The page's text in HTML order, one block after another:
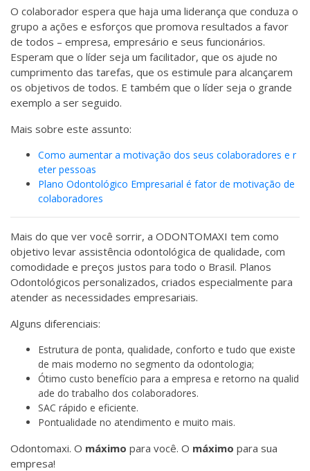
O colaborador espera que haja uma liderança que conduza o
grupo a ações e esforços que promova resultados a favor
de todos – empresa, empresário e seus funcionários.
Esperam que o líder seja um facilitador, que os ajude no
cumprimento das tarefas, que os estimule para alcançarem
os objetivos de todos. E também que o líder seja o grande
exemplo a ser seguido.
Mais sobre este assunto:
Como aumentar a motivação dos seus colaboradores e r
eter pessoas
Plano Odontológico Empresarial é fator de motivação de
colaboradores
Mais do que ver você sorrir, a ODONTOMAXI tem como
objetivo levar assistência odontológica de qualidade, com
comodidade e preços justos para todo o Brasil. Planos
Odontológicos personalizados, criados especialmente para
atender as necessidades empresariais.
Alguns diferenciais:
Estrutura de ponta, qualidade, conforto e tudo que existe
de mais moderno no segmento da odontologia;
Ótimo custo benefício para a empresa e retorno na qualid
ade do trabalho dos colaboradores.
SAC rápido e eficiente.
Pontualidade no atendimento e muito mais.
Odontomaxi. O máximo para você. O máximo para sua
empresa!